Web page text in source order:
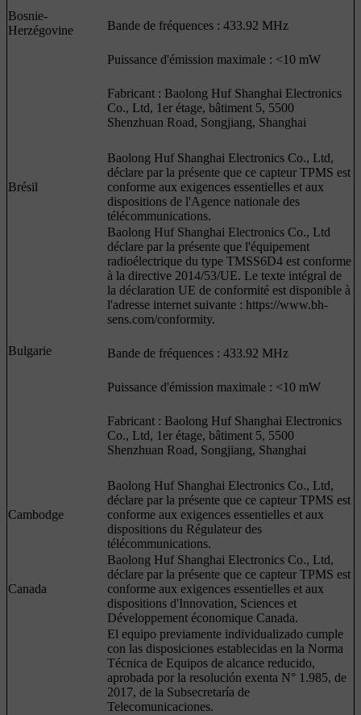
Bosnie-
Herzégovine
Bande de fréquences : 433.92 MHz
Puissance d'émission maximale : <10 mW
Fabricant : Baolong Huf Shanghai Electronics
Co., Ltd, 1er étage, bâtiment 5, 5500
Shenzhuan Road, Songjiang, Shanghai
Brésil
Baolong Huf Shanghai Electronics Co., Ltd,
déclare par la présente que ce capteur TPMS est
conforme aux exigences essentielles et aux
dispositions de l'Agence nationale des
télécommunications.
Bulgarie
Baolong Huf Shanghai Electronics Co., Ltd
déclare par la présente que l'équipement
radioélectrique du type TMSS6D4 est conforme
à la directive 2014/53/UE. Le texte intégral de
la déclaration UE de conformité est disponible à
l'adresse internet suivante : https://www.bh-
sens.com/conformity.
Bande de fréquences : 433.92 MHz
Puissance d'émission maximale : <10 mW
Fabricant : Baolong Huf Shanghai Electronics
Co., Ltd, 1er étage, bâtiment 5, 5500
Shenzhuan Road, Songjiang, Shanghai
Cambodge
Baolong Huf Shanghai Electronics Co., Ltd,
déclare par la présente que ce capteur TPMS est
conforme aux exigences essentielles et aux
dispositions du Régulateur des
télécommunications.
Canada
Baolong Huf Shanghai Electronics Co., Ltd,
déclare par la présente que ce capteur TPMS est
conforme aux exigences essentielles et aux
dispositions d'Innovation, Sciences et
Développement économique Canada.
El equipo previamente individualizado cumple
con las disposiciones establecidas en la Norma
Técnica de Equipos de alcance reducido,
aprobada por la resolución exenta N° 1.985, de
2017, de la Subsecretaría de
Telecomunicaciones.